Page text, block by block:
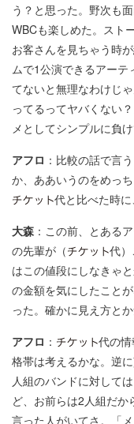
う？と思った。野次も
WBCも楽しめた。スト
お客さんを見ちゃう時
ムで1公演できるアー
てないと無理なわけじ
ってるってヤバくない
メとしてシンプルに負け
アフロ ：比較の話で言
か、ああいうのをめっ
代と比べた時に
大森 ：この前、とある
の先輩が（
代
はこの値段にしなきゃ
の金額を気にしたこと
った。確かに見え方とか
アフロ ：
代の
格帯は考えるかな。逆
人組のバンドに対して
ど、お前らは2人組だ
言った人がいてさ。「